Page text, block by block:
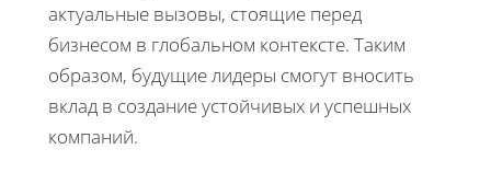
актуальные вызовы, стоящие перед
бизнесом в глобальном контексте. Таким
образом, будущие лидеры смогут вносить
вклад в создание устойчивых и успешных
компаний.